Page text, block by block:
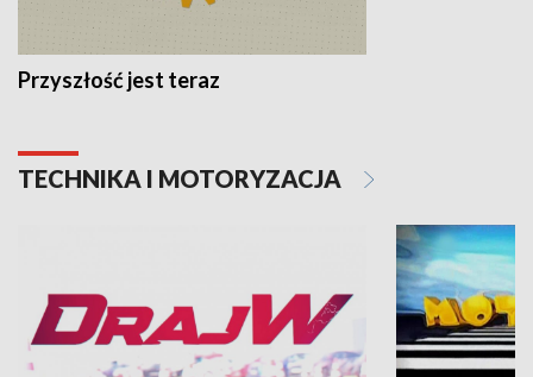
Przyszłość jest teraz
TECHNIKA I MOTORYZACJA